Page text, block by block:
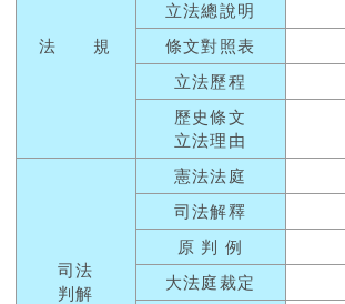
法 規
立法總說明
條文對照表
立法歷程
歷史條文
立法理由
司法
判解
憲法法庭
司法解釋
原 判 例
大法庭裁定